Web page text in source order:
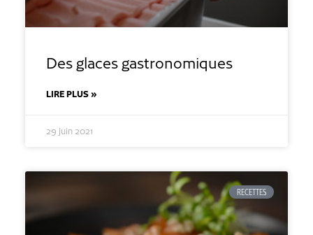
Des glaces gastronomiques
LIRE PLUS »
29 juin 2021
RECETTES